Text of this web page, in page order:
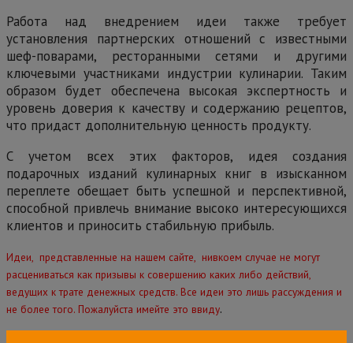
Работа над внедрением идеи также требует
установления партнерских отношений с известными
шеф-поварами, ресторанными сетями и другими
ключевыми участниками индустрии кулинарии. Таким
образом будет обеспечена высокая экспертность и
уровень доверия к качеству и содержанию рецептов,
что придаст дополнительную ценность продукту.
С учетом всех этих факторов, идея создания
подарочных изданий кулинарных книг в изысканном
переплете обещает быть успешной и перспективной,
способной привлечь внимание высоко интересующихся
клиентов и приносить стабильную прибыль.
Идеи, представленные на нашем сайте, нивкоем случае не могут
расцениваться как призывы к совершению каких либо действий,
ведущих к трате денежных средств. Все идеи это лишь рассуждения и
не более того. Пожалуйста имейте это ввиду.